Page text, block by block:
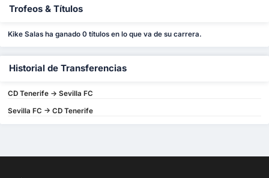
Trofeos & Títulos
Kike Salas ha ganado 0 títulos en lo que va de su carrera.
Historial de Transferencias
CD Tenerife -> Sevilla FC
Sevilla FC -> CD Tenerife